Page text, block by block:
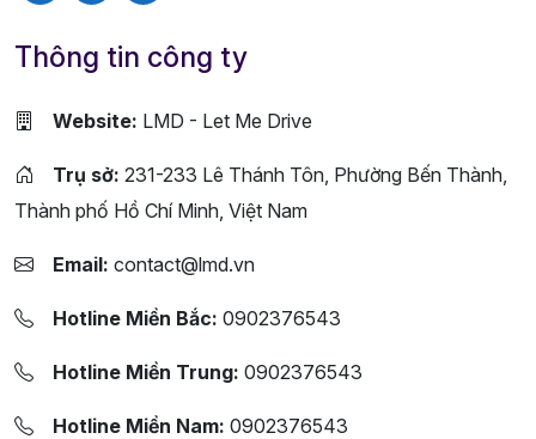
Thông tin công ty
Website: LMD - Let Me Drive
Trụ sở: 231-233 Lê Thánh Tôn, Phường Bến Thành,
Thành phố Hồ Chí Minh, Việt Nam
Email: contact@lmd.vn
Hotline Miền Bắc: 0902376543
Hotline Miền Trung: 0902376543
Hotline Miền Nam: 0902376543